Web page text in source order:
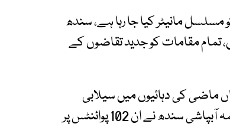
مسلسل مانیٹر کیا جا رہا ہے، سندھ
تمام مقامات کو جدید تقاضوں کے
پوائنٹس تھے جہاں ماضی کی دہائیوں میں سیلابی
صورتحال کے دوران کچھ واقعات پیش آئے تھے، تاہم محکمہ آبپاشی سندھ نے ان 102 پوائنٹس پر